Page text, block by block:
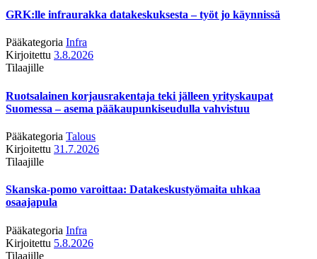
GRK:lle infraurakka datakeskuksesta – työt jo käynnissä
Pääkategoria Infra
Kirjoitettu 3.8.2026
Tilaajille
Ruotsalainen korjausrakentaja teki jälleen yrityskaupat
Suomessa – asema pääkaupunkiseudulla vahvistuu
Pääkategoria Talous
Kirjoitettu 31.7.2026
Tilaajille
Skanska-pomo varoittaa: Datakeskustyömaita uhkaa
osaajapula
Pääkategoria Infra
Kirjoitettu 5.8.2026
Tilaajille